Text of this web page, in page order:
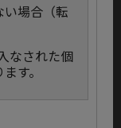
場合（転
なされた個
す。